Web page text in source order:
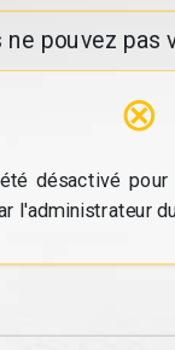
ne pouvez pas
⊗
désactivé pour
l'administrateur